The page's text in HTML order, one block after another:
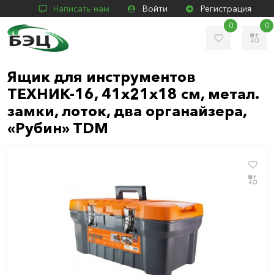
Написать нам Войти Регистрация
0 0
Ящик для инструментов
ТЕХНИК-16, 41х21х18 см, метал.
замки, лоток, два органайзера,
«Рубин» TDM